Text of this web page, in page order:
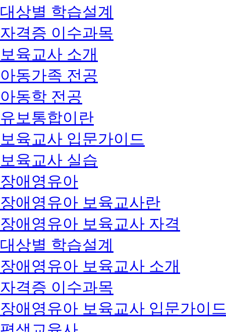
대상별 학습설계
자격증 이수과목
보육교사 소개
아동가족 전공
아동학 전공
유보통합이란
보육교사 입문가이드
보육교사 실습
장애영유아
장애영유아 보육교사란
장애영유아 보육교사 자격
대상별 학습설계
장애영유아 보육교사 소개
자격증 이수과목
장애영유아 보육교사 입문가이